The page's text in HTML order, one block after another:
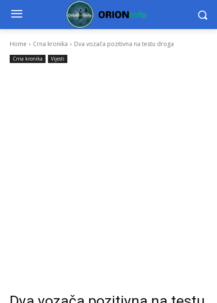
Home Crna kronika Dva vozača pozitivna na testu droga
Crna kronika Vijesti